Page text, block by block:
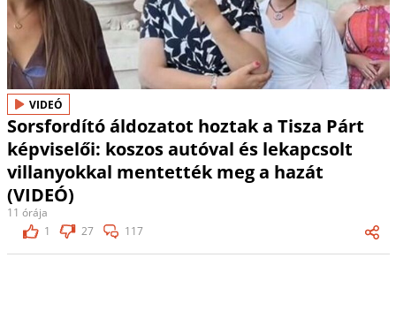
VIDEÓ
Sorsfordító áldozatot hoztak a Tisza Párt
képviselői: koszos autóval és lekapcsolt
villanyokkal mentették meg a hazát
(VIDEÓ)
11 órája
1
27 117